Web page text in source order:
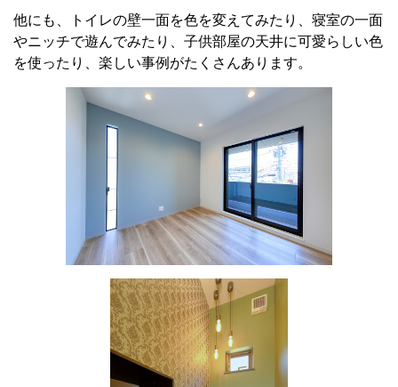
他にも、トイレの壁一面を色を変えてみたり、寝室の一面
やニッチで遊んでみたり、子供部屋の天井に可愛らしい色
を使ったり、楽しい事例がたくさんあります。